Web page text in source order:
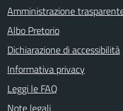
Amministrazione
Albo Pretorio
Dichiarazione di accessibilità
Informativa privacy
Leggi le FAQ
Note legali